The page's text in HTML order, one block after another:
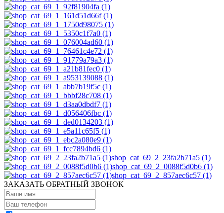
shop_cat_69_2_23fa2b71a5 (1)
shop_cat_69_2_0088f5d0b6 (1)
shop_cat_69_2_857aec6c57 (1)
ЗАКАЗАТЬ ОБРАТНЫЙ ЗВОНОК